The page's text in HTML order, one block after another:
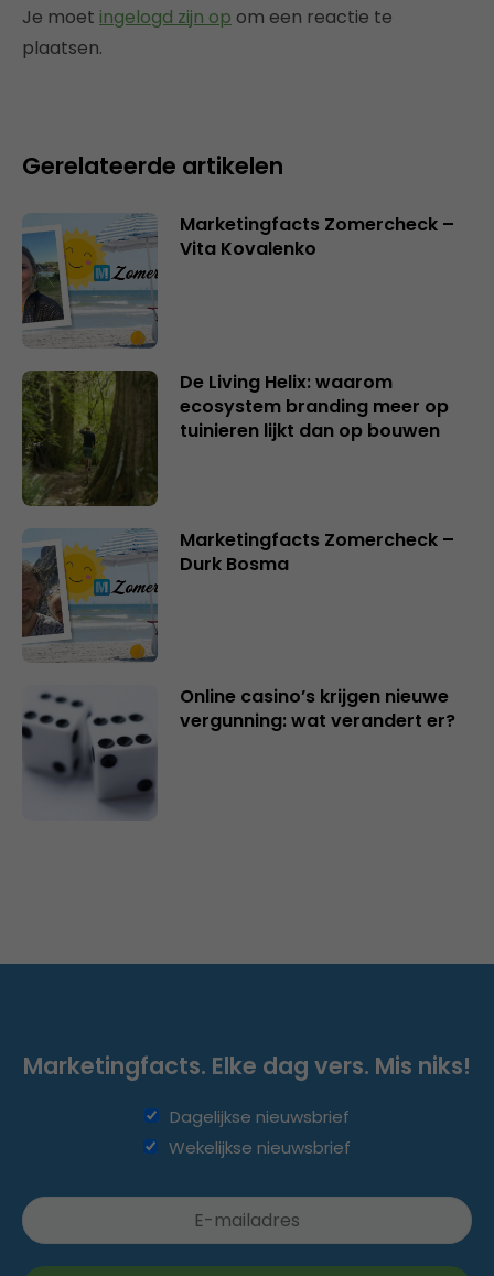
Je moet ingelogd zijn op om een reactie te
plaatsen.
Gerelateerde artikelen
Marketingfacts Zomercheck –
Vita Kovalenko
De Living Helix: waarom
ecosystem branding meer op
tuinieren lijkt dan op bouwen
Marketingfacts Zomercheck –
Durk Bosma
Online casino’s krijgen nieuwe
vergunning: wat verandert er?
Marketingfacts. Elke dag vers. Mis niks!
Dagelijkse nieuwsbrief
Wekelijkse nieuwsbrief